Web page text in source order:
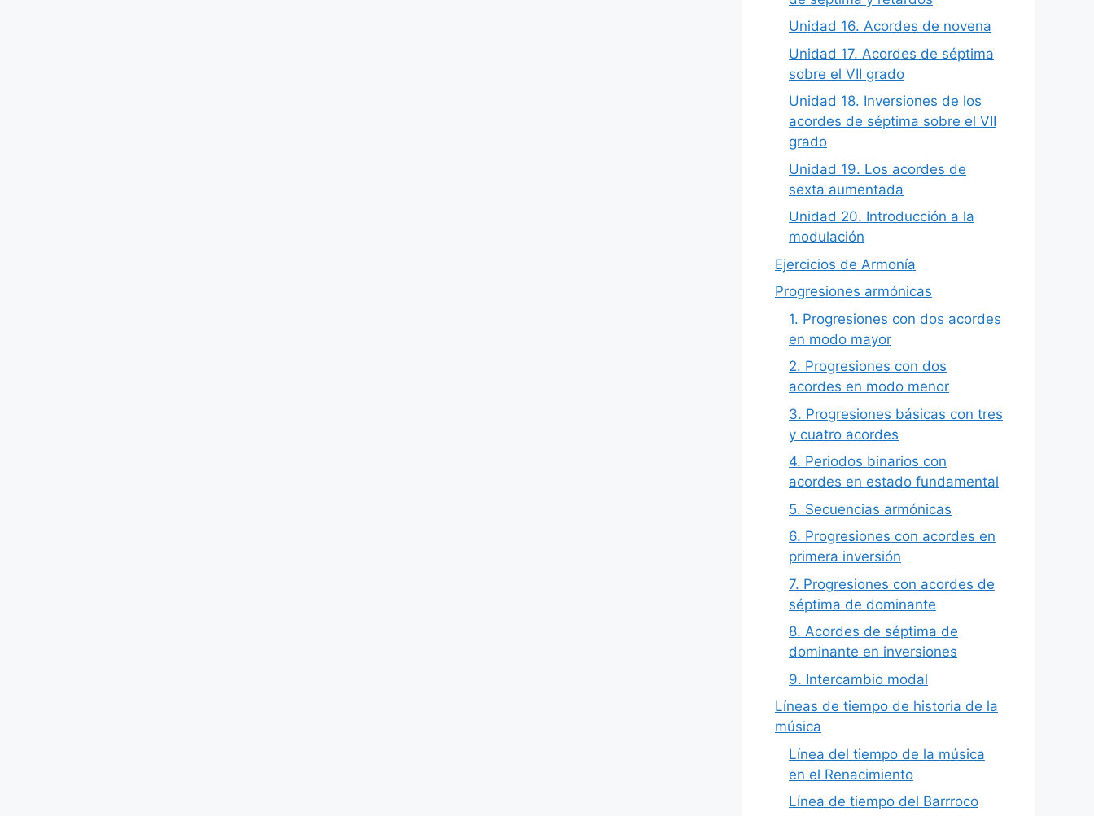
Unidad 16. Acordes de novena
Unidad 17. Acordes de séptima
sobre el VII grado
Unidad 18. Inversiones de los
acordes de séptima sobre el VII
grado
Unidad 19. Los acordes de
sexta aumentada
Unidad 20. Introducción a la
modulación
Ejercicios de Armonía
Progresiones armónicas
1. Progresiones con dos acordes
en modo mayor
2. Progresiones con dos
acordes en modo menor
3. Progresiones básicas con tres
y cuatro acordes
4. Periodos binarios con
acordes en estado fundamental
5. Secuencias armónicas
6. Progresiones con acordes en
primera inversión
7. Progresiones con acordes de
séptima de dominante
8. Acordes de séptima de
dominante en inversiones
9. Intercambio modal
Líneas de tiempo de historia de la
música
Línea del tiempo de la música
en el Renacimiento
Línea de tiempo del Barrroco